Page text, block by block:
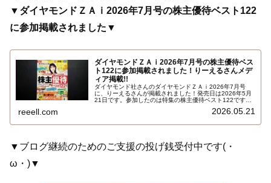
▼ダイヤモンドＺＡｉ2026年7月号の株主優待ベスト122
に参加掲載されました▼
ダイヤモンドＺＡｉ2026年7月号の株主優待ベス
ト122に参加掲載されました！りーえるさんメデ
ィア掲載!!
ダイヤモンド社さんのダイヤモンドＺＡｉ2026年7月号
に、りーえるさんが掲載されました！発売日は2026年5月
21日です。参加したのは特集の株主優待ベスト122です。
ます。りーえるさんのコメントが掲載されている銘柄もい
reeell.com 2026.05.21
▼ブログ継続のためのご支援の投げ銭受付中です(・
ω・)▼